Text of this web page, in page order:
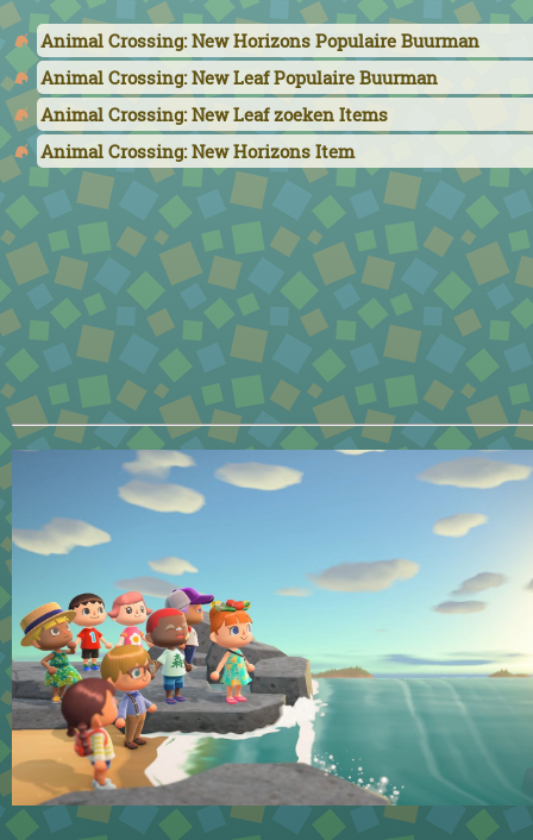
Animal Crossing: New Horizons Populaire Buurman
Animal Crossing: New Leaf Populaire Buurman
Animal Crossing: New Leaf zoeken Items
Animal Crossing: New Horizons Item